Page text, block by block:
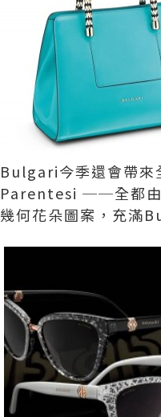
Bulgari今季還會帶
Parentesi ──全都由
幾何花朵圖案，充滿